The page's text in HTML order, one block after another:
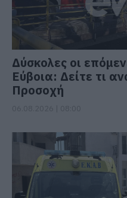
Δύσκολες οι
Εύβοια: Δείτε τι
Προσοχή